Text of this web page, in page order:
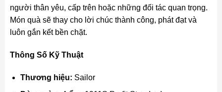
người thân yêu, cấp trên hoặc những đối tác quan trọng.
Món quà sẽ thay cho lời chúc thành công, phát đạt và
luôn gắn kết bền chặt.
Thông Số Kỹ Thuật
Thương hiệu: Sailor